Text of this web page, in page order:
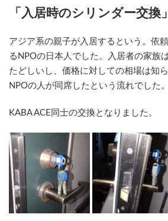
新
:
「入居時のシリンダー交換」
アジア系の親子が入居するという。依
るNPOの日本人でした。入居者の家族
たどしいし、価格に対しての相場は知
NPOの人が同席したという流れでした。
KABA ACE同士の交換となりました。